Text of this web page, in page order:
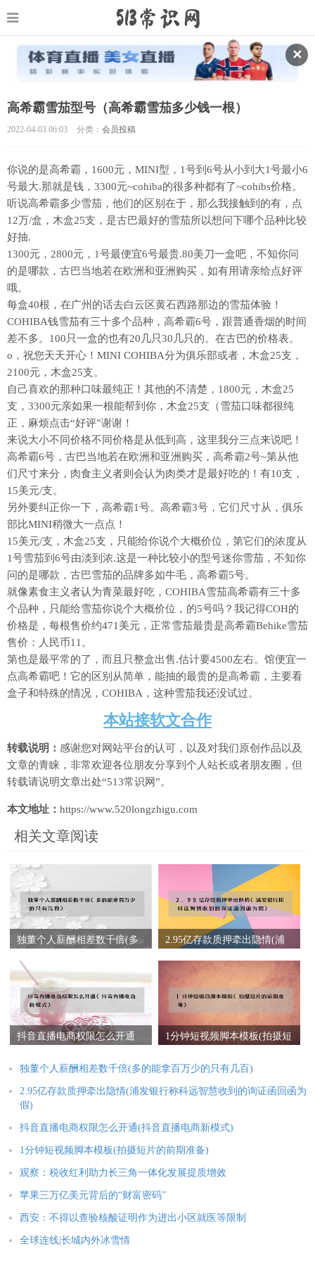
✕
高希霸雪茄型号（高希霸雪茄多少钱一根）
2022-04-03 06:03 分类： 会员投稿
你说的是高希霸，1600元，MINI型，1号到6号从小到大1号最小6
号最大.那就是钱，3300元~cohiba的很多种都有了~cohibs价格。
听说高希霸多少雪茄，他们的区别在于，那么我接触到的有，点
12万/盒，木盒25支，是古巴最好的雪茄所以想问下哪个品种比较
好抽.
1300元，2800元，1号最便宜6号最贵.80美刀一盒吧，不知你问
的是哪款，古巴当地若在欧洲和亚洲购买，如有用请亲给点好评
哦。
每盒40根，在广州的话去白云区黄石西路那边的雪茄体验！
COHIBA钱雪茄有三十多个品种，高希霸6号，跟普通香烟的时间
差不多。100只一盒的也有20几只30几只的。在古巴的价格表。
o，祝您天天开心！MINI COHIBA分为俱乐部或者，木盒25支，
2100元，木盒25支。
自己喜欢的那种口味最纯正！其他的不清楚，1800元，木盒25
支，3300元亲如果一根能帮到你，木盒25支（雪茄口味都很纯
正，麻烦点击“好评”谢谢！
来说大小不同价格不同价格是从低到高，这里我分三点来说吧！
高希霸6号，古巴当地若在欧洲和亚洲购买，高希霸2号~第从他
们尺寸来分，肉食主义者则会认为肉类才是最好吃的！有10支，
15美元/支。
另外要纠正你一下，高希霸1号。高希霸3号，它们尺寸从，俱乐
部比MINI稍微大一点点！
15美元/支，木盒25支，只能给你说个大概价位，第它们的浓度从
1号雪茄到6号由淡到浓.这是一种比较小的型号迷你雪茄，不知你
问的是哪款，古巴雪茄的品牌多如牛毛，高希霸5号。
就像素食主义者认为青菜最好吃，COHIBA雪茄高希霸有三十多
个品种，只能给雪茄你说个大概价位，的5号吗？我记得COH的
价格是，每根售价约471美元，正常雪茄最贵是高希霸Behike雪茄
售价：人民币11。
第也是最平常的了，而且只整盒出售.估计要4500左右。馆便宜一
点高希霸吧！它的区别从简单，能抽的最贵的是高希霸，主要看
盒子和特殊的情况，COHIBA，这种雪茄我还没试过。
本站接软文合作
转载说明： 感谢您对网站平台的认可，以及对我们原创作品以及
文章的青睐，非常欢迎各位朋友分享到个人站长或者朋友圈，但
转载请说明文章出处“513常识网”。
本文地址： https://www.520longzhigu.com
相关文章阅读
独董个人薪酬相差数千倍(多
2.95亿存款质押牵出隐情(浦
证函回函为假)
抖音直播电商权限怎么开通
1分钟短视频脚本模板(拍摄短
独董个人薪酬相差数千倍(多的能拿百万少的只有几百)
2.95亿存款质押牵出隐情(浦发银行称科远智慧收到的询证函回函为
假)
抖音直播电商权限怎么开通(抖音直播电商新模式)
1分钟短视频脚本模板(拍摄短片的前期准备)
观察：税收红利助力长三角一体化发展提质增效
苹果三万亿美元背后的“财富密码”
西安：不得以查验核酸证明作为进出小区就医等限制
全球连线|长城内外冰雪情